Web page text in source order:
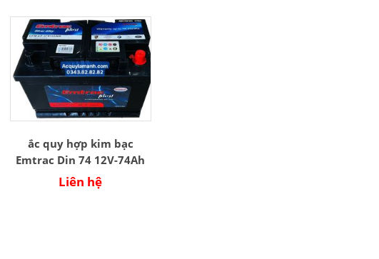
ắc quy hợp kim bạc
Emtrac Din 74 12V-74Ah
Liên hệ